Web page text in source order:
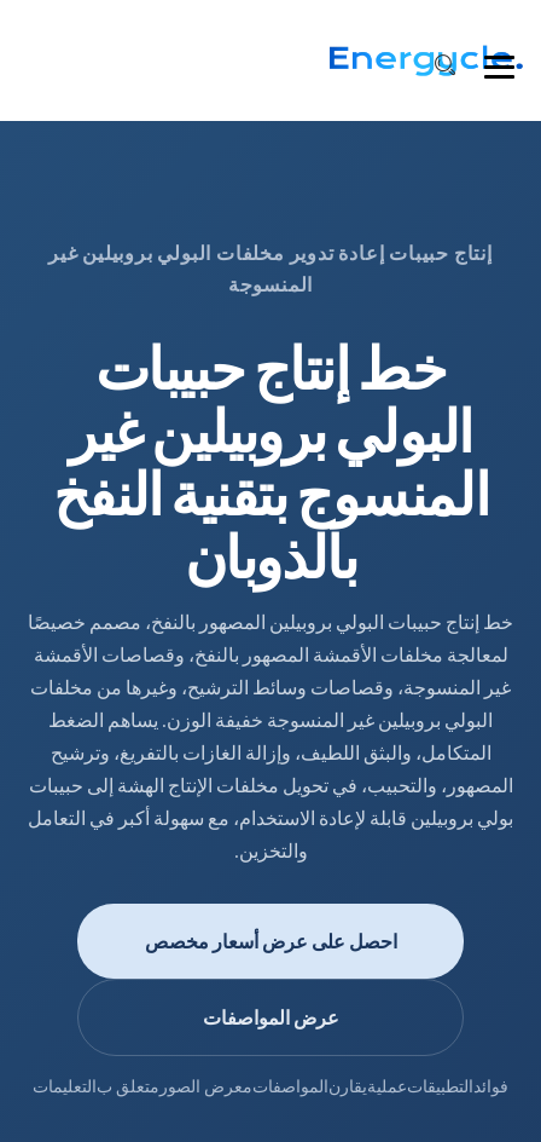
إنتاج حبيبات إعادة تدوير مخلفات البولي بروبيلين غير
المنسوجة
خط إنتاج حبيبات
البولي بروبيلين غير
المنسوج بتقنية النفخ
بالذوبان
خط إنتاج حبيبات البولي بروبيلين المصهور بالنفخ، مصمم خصيصًا
لمعالجة مخلفات الأقمشة المصهور بالنفخ، وقصاصات الأقمشة
غير المنسوجة، وقصاصات وسائط الترشيح، وغيرها من مخلفات
البولي بروبيلين غير المنسوجة خفيفة الوزن. يساهم الضغط
المتكامل، والبثق اللطيف، وإزالة الغازات بالتفريغ، وترشيح
المصهور، والتحبيب، في تحويل مخلفات الإنتاج الهشة إلى حبيبات
بولي بروبيلين قابلة لإعادة الاستخدام، مع سهولة أكبر في التعامل
والتخزين.
احصل على عرض أسعار مخصص
عرض المواصفات
فوائدالتطبيقاتعمليةيقارنالمواصفاتمعرض الصور متعلق بالتعليمات